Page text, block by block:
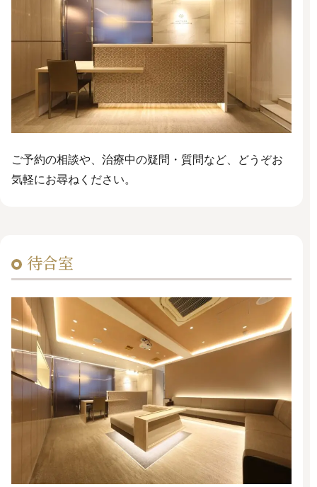
ご予約の相談や、治療中の疑問・質問など、どうぞお
気軽にお尋ねください。
待合室